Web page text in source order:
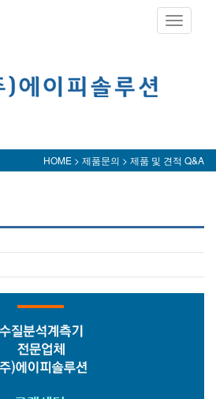
Toggle
HOME > 제품문의 > 제품 및 견적 Q&A